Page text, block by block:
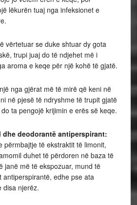
lëkurën tuaj nga infeksionet e
vërtetuar se duke shtuar dy gota
trupi juaj do të ndjehet më i
aroma e keqe për një kohë të gjatë.
nga gjërat më të mirë që keni në
në pjesë të ndryshme të trupit gjatë
ta pengojë krijimin e erës së keqe.
dhe deodorantë antiperspirant:
përmbajtje të ekstraktit të limonit,
duhet të përdoren në baza të
janë më të ekspozuar, mund të
edhe pse ata
disa njerëz.